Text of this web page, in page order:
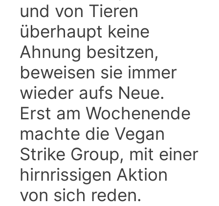
und von Tieren
überhaupt keine
Ahnung besitzen,
beweisen sie immer
wieder aufs Neue.
Erst am Wochenende
machte die Vegan
Strike Group, mit einer
hirnrissigen Aktion
von sich reden.